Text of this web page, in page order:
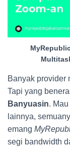
Banyak provider
Tapi yang
Banyuasin.
lainnya,
emang
segi bandwidth